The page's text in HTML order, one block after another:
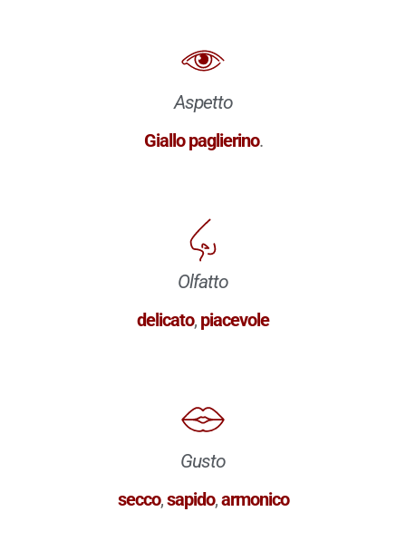
Aspetto
Giallo paglierino.
Olfatto
delicato, piacevole
Gusto
secco,sapido,armonico